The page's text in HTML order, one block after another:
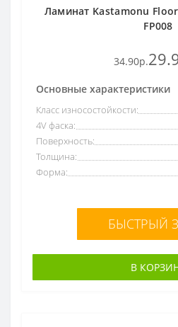
Ламинат Kastamonu
FP008
34.90р.
Основные характеристики
Класс износостойкости:
4V фаска:
Поверхность:
Толщина:
Форма:
БЫСТРЫЙ
В